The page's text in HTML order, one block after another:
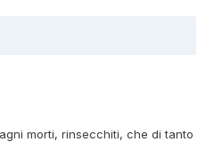
morti, rinsecchiti, che di tanto